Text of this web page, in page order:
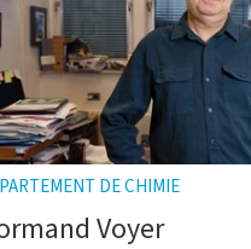
DE CHIMIE
Voyer